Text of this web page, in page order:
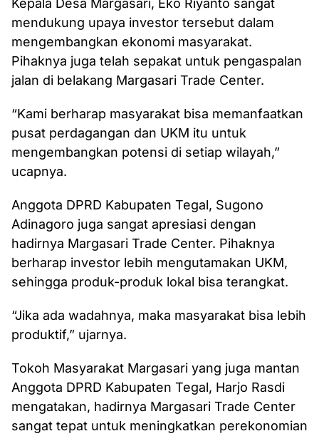
Kepala Desa Margasari, Eko Riyanto sangat
mendukung upaya investor tersebut dalam
mengembangkan ekonomi masyarakat.
Pihaknya juga telah sepakat untuk pengaspalan
jalan di belakang Margasari Trade Center.
“Kami berharap masyarakat bisa memanfaatkan
pusat perdagangan dan UKM itu untuk
mengembangkan potensi di setiap wilayah,”
ucapnya.
Anggota DPRD Kabupaten Tegal, Sugono
Adinagoro juga sangat apresiasi dengan
hadirnya Margasari Trade Center. Pihaknya
berharap investor lebih mengutamakan UKM,
sehingga produk-produk lokal bisa terangkat.
“Jika ada wadahnya, maka masyarakat bisa lebih
produktif,” ujarnya.
Tokoh Masyarakat Margasari yang juga mantan
Anggota DPRD Kabupaten Tegal, Harjo Rasdi
mengatakan, hadirnya Margasari Trade Center
sangat tepat untuk meningkatkan perekonomian